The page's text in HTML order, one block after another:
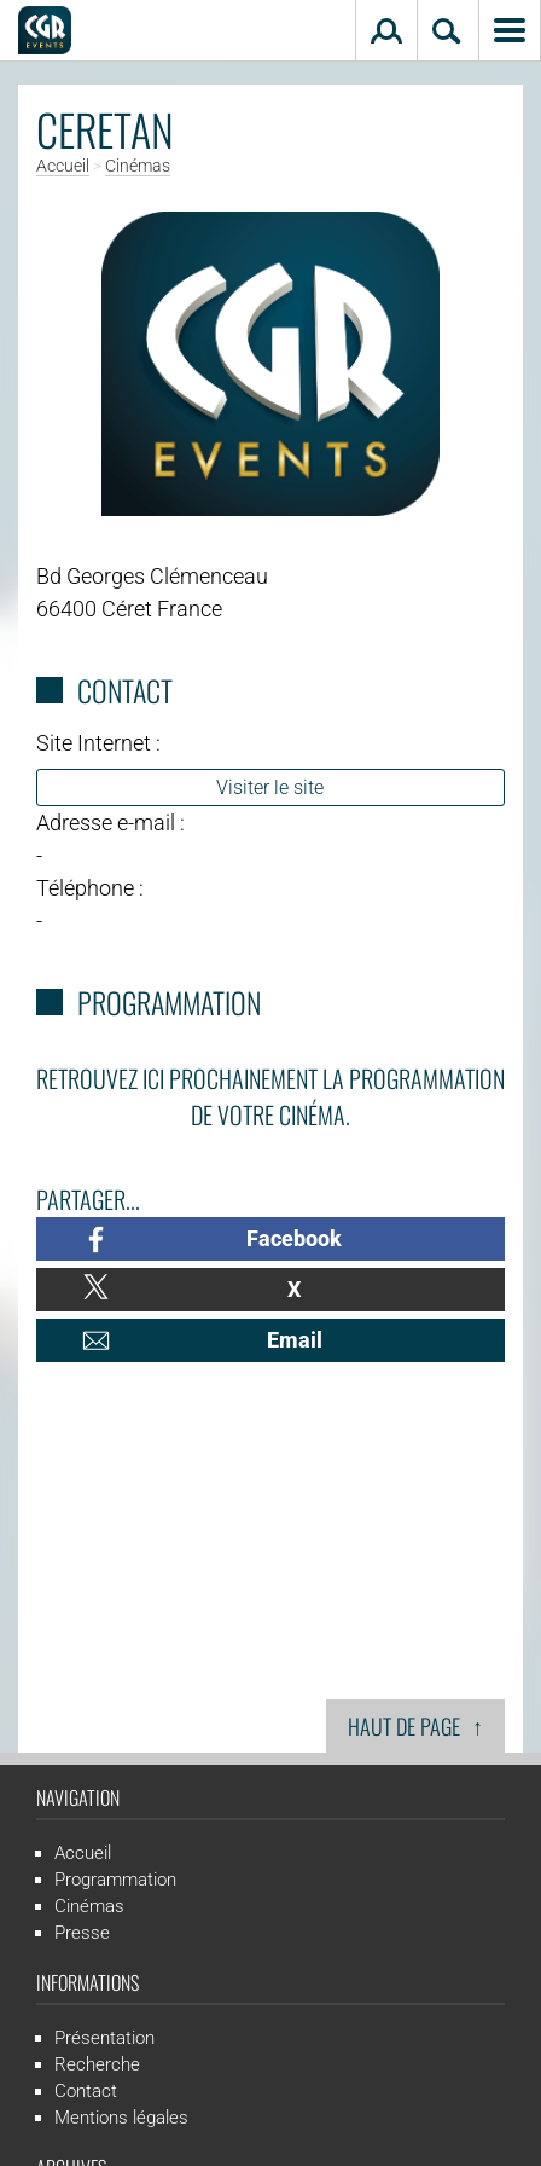
CERETAN
Accueil > Cinémas
Bd Georges Clémenceau
66400 Céret France
CONTACT
Site Internet :
Visiter le site
Adresse e-mail :
-
Téléphone :
-
PROGRAMMATION
RETROUVEZ ICI PROCHAINEMENT LA PROGRAMMATION
DE VOTRE CINÉMA.
PARTAGER...
Facebook
X
Email
HAUT DE PAGE ↑
NAVIGATION
Accueil
Programmation
Cinémas
Presse
INFORMATIONS
Présentation
Recherche
Contact
Mentions légales